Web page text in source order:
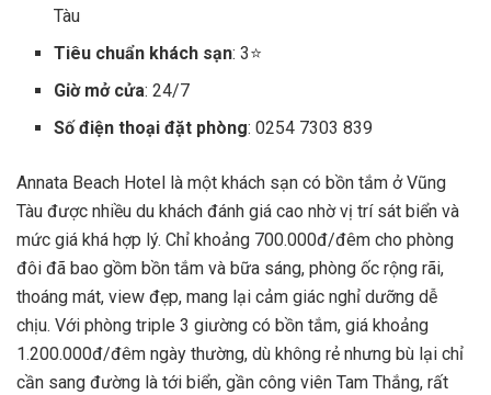
Tàu
Tiêu chuẩn khách sạn: 3⭐
Giờ mở cửa: 24/7
Số điện thoại đặt phòng: 0254 7303 839
Annata Beach Hotel là một khách sạn có bồn tắm ở Vũng
Tàu được nhiều du khách đánh giá cao nhờ vị trí sát biển và
mức giá khá hợp lý. Chỉ khoảng 700.000đ/đêm cho phòng
đôi đã bao gồm bồn tắm và bữa sáng, phòng ốc rộng rãi,
thoáng mát, view đẹp, mang lại cảm giác nghỉ dưỡng dễ
chịu. Với phòng triple 3 giường có bồn tắm, giá khoảng
1.200.000đ/đêm ngày thường, dù không rẻ nhưng bù lại chỉ
cần sang đường là tới biển, gần công viên Tam Thắng, rất